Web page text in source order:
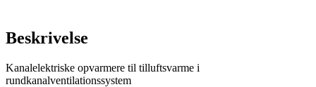
Beskrivelse
Kanalelektriske opvarmere til tilluftsvarme i
rundkanalventilationssystem